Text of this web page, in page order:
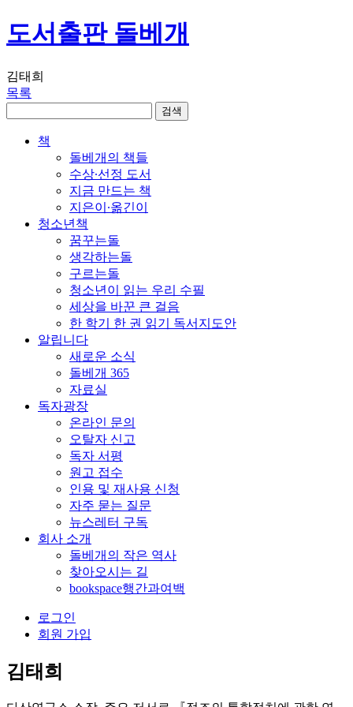
도서출판 돌베개
김태희
목록
책
돌베개의 책들
수상∙선정 도서
지금 만드는 책
지은이∙옮긴이
청소년책
꿈꾸는돌
생각하는돌
구르는돌
청소년이 읽는 우리 수필
세상을 바꾼 큰 걸음
한 학기 한 권 읽기 독서지도안
알립니다
새로운 소식
돌베개 365
자료실
독자광장
온라인 문의
오탈자 신고
독자 서평
원고 접수
인용 및 재사용 신청
자주 묻는 질문
뉴스레터 구독
회사 소개
돌베개의 작은 역사
찾아오시는 길
bookspace행간과여백
로그인
회원 가입
김태희